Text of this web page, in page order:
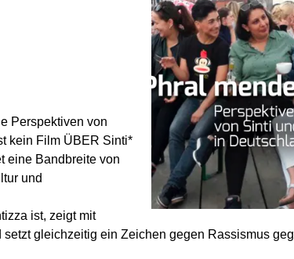
Perspektiven von
kein Film ÜBER Sinti*
eine Bandbreite von
und
ist, zeigt mit
gleichzeitig ein Zeichen gegen Rassismus